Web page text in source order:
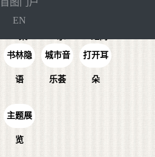
EN
书林隐
语
城市音
乐荟
打开耳
朵
主题展
览